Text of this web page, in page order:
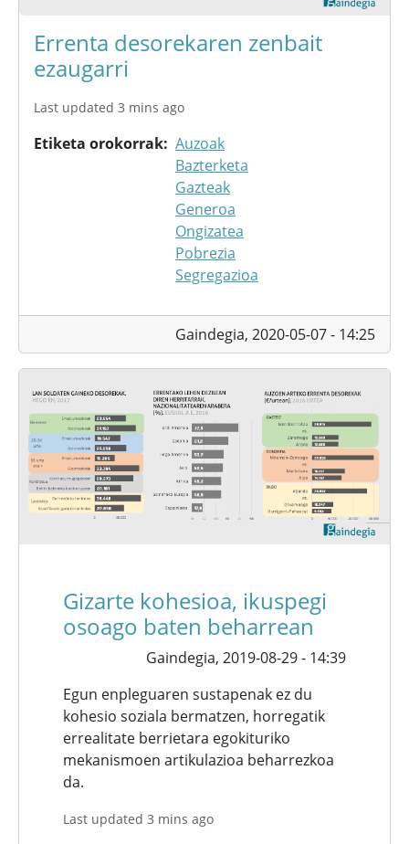
Errenta desorekaren zenbait
ezaugarri
Last updated 3 mins ago
Etiketa orokorrak Auzoak
Bazterketa
Gazteak
Generoa
Ongizatea
Pobrezia
Segregazioa
Gaindegia, 2020-05-07 - 14:25
Gizarte kohesioa, ikuspegi
osoago baten beharrean
Gaindegia, 2019-08-29 - 14:39
Egun enpleguaren sustapenak ez du
kohesio soziala bermatzen, horregatik
errealitate berrietara egokituriko
mekanismoen artikulazioa beharrezkoa
da.
Last updated 3 mins ago